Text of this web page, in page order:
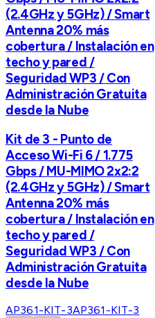
(2.4GHz y 5GHz) / Smart
Antenna 20% más
cobertura / Instalación en
techo y pared /
Seguridad WP3 / Con
Administración Gratuita
desde la Nube
Kit de 3 - Punto de
Acceso Wi-Fi 6 / 1.775
Gbps / MU-MIMO 2x2:2
(2.4GHz y 5GHz) / Smart
Antenna 20% más
cobertura / Instalación en
techo y pared /
Seguridad WP3 / Con
Administración Gratuita
desde la Nube
AP361-KIT-3AP361-KIT-3